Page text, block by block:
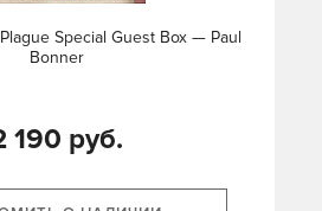
Special Guest Box — Paul
Bonner
190 руб.